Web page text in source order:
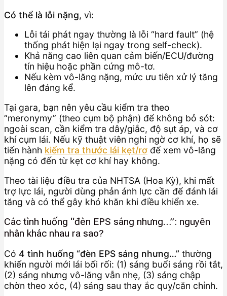
Có thể là lỗi nặng, vì:
Lỗi tái phát ngay thường là lỗi “hard fault” (hệ
thống phát hiện lại ngay trong self-check).
Khả năng cao liên quan cảm biến/ECU/đường
tín hiệu hoặc phần cứng mô-tơ.
Nếu kèm vô-lăng nặng, mức ưu tiên xử lý tăng
lên đáng kể.
Tại gara, bạn nên yêu cầu kiểm tra theo
“meronymy” (theo cụm bộ phận) để không bỏ sót:
ngoài scan, cần kiểm tra dây/giắc, độ sụt áp, và cơ
khí cụm lái. Nếu kỹ thuật viên nghi ngờ cơ khí, họ sẽ
tiến hành kiểm tra thước lái kẹt/rơ để xem vô-lăng
nặng có đến từ kẹt cơ khí hay không.
Theo tài liệu điều tra của NHTSA (Hoa Kỳ), khi mất
trợ lực lái, người dùng phản ánh lực cần để đánh lái
tăng và có thể gây khó khăn khi điều khiển xe.
Các tình huống “đèn EPS sáng nhưng…”: nguyên
nhân khác nhau ra sao?
Có 4 tình huống “đèn EPS sáng nhưng…” thường
khiến người mới lái bối rối: (1) sáng buổi sáng rồi tắt,
(2) sáng nhưng vô-lăng vẫn nhẹ, (3) sáng chập
chờn theo xóc, (4) sáng sau thay ắc quy/căn chỉnh.